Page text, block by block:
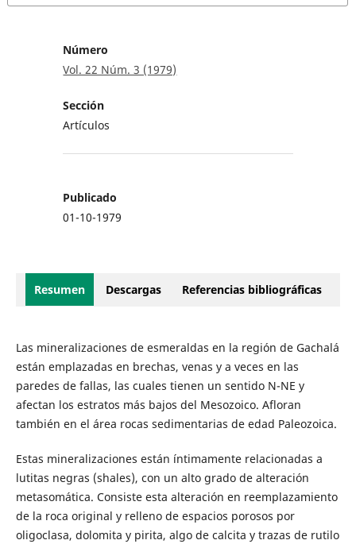
Número
Vol. 22 Núm. 3 (1979)
Sección
Artículos
Publicado
01-10-1979
Resumen Descargas Referencias bibliográficas
Las mineralizaciones de esmeraldas en la región de Gachalá
están emplazadas en brechas, venas y a veces en las
paredes de fallas, las cuales tienen un sentido N-NE y
afectan los estratos más bajos del Mesozoico. Afloran
también en el área rocas sedimentarias de edad Paleozoica.
Estas mineralizaciones están íntimamente relacionadas a
lutitas negras (shales), con un alto grado de alteración
metasomática. Consiste esta alteración en reemplazamiento
de la roca original y relleno de espacios porosos por
oligoclasa, dolomita y pirita, algo de calcita y trazas de rutilo